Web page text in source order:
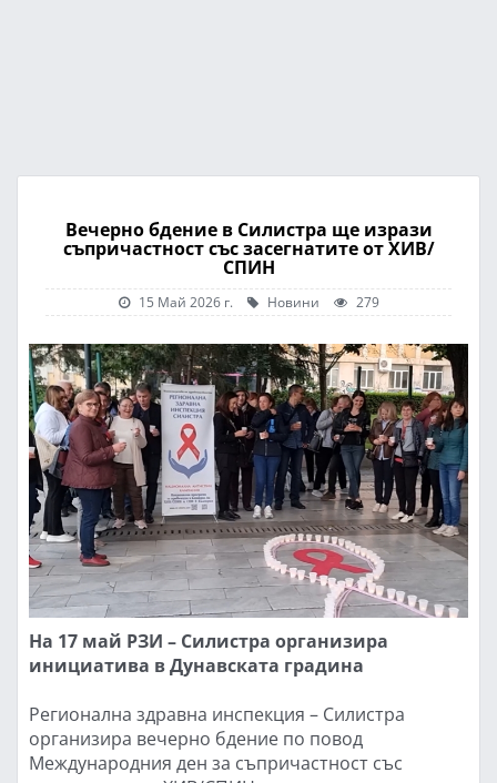
Вечерно бдение в Силистра ще изрази
съпричастност със засегнатите от ХИВ/
СПИН
15 Май 2026 г. Новини 279
На 17 май РЗИ – Силистра организира
инициатива в Дунавската градина
Регионална здравна инспекция – Силистра
организира вечерно бдение по повод
Международния ден за съпричастност със